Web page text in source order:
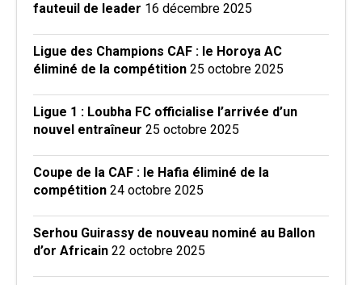
fauteuil de leader 16 décembre 2025
Ligue des Champions CAF : le Horoya AC
éliminé de la compétition 25 octobre 2025
Ligue 1 : Loubha FC officialise l’arrivée d’un
nouvel entraîneur 25 octobre 2025
Coupe de la CAF : le Hafia éliminé de la
compétition 24 octobre 2025
Serhou Guirassy de nouveau nominé au Ballon
d’or Africain 22 octobre 2025